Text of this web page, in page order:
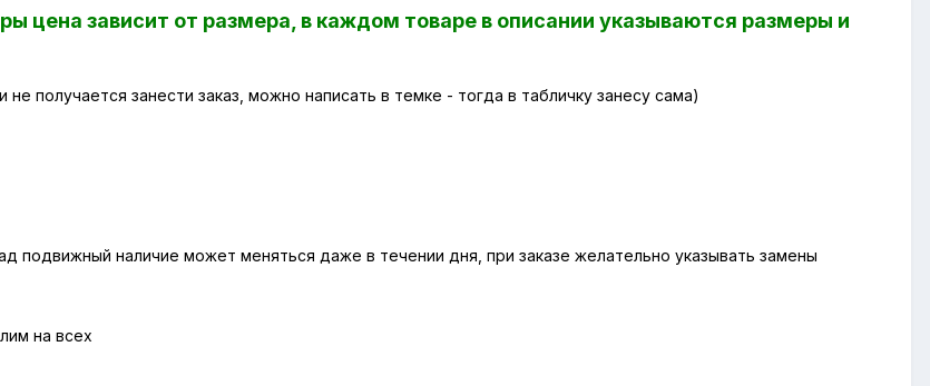
цена зависит от размера, в каждом товаре в описании указываются размеры и
не получается занести заказ, можно написать в темке - тогда в табличку занесу сама)
подвижный наличие может меняться даже в течении дня, при заказе желательно указывать замены
на всех